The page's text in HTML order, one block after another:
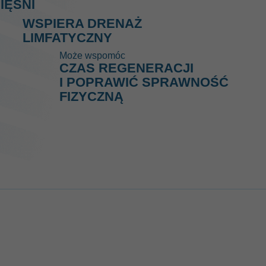
WSPIERA DRENAŻ
LIMFATYCZNY
Może wspomóc
CZAS REGENERACJI
I POPRAWIĆ SPRAWNOŚĆ
FIZYCZNĄ